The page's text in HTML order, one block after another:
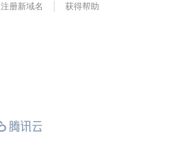
注册新域名 获得帮助